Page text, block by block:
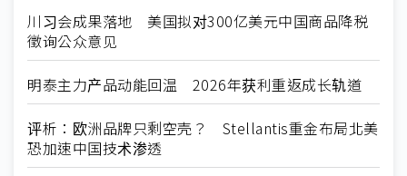
川习会成果落地 美国拟对300亿美元中国商品降税
徵询公众意见
明泰主力产品动能回温 2026年获利重返成长轨道
评析：欧洲品牌只剩空壳？ Stellantis重金布局北美
恐加速中国技术渗透